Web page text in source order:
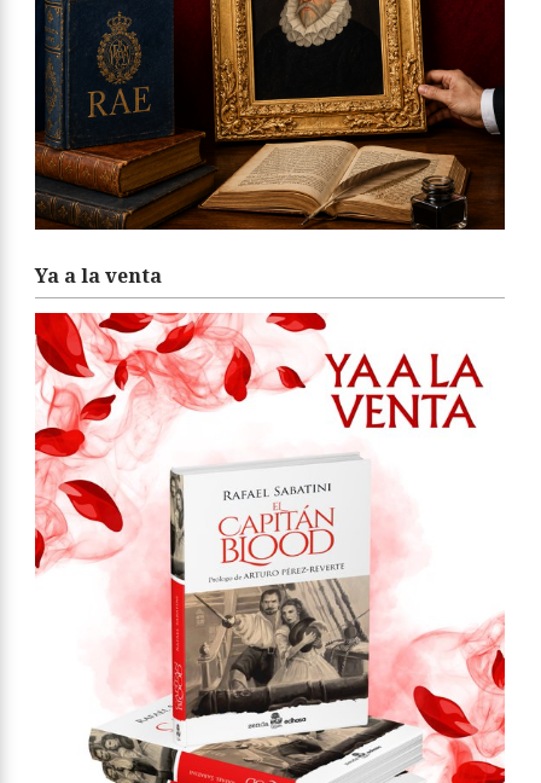
Ya a la venta